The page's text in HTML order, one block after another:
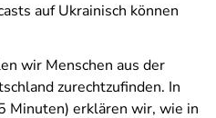
auf Ukrainisch können
wir Menschen aus der
zurechtzufinden. In
Minuten) erklären wir, wie in